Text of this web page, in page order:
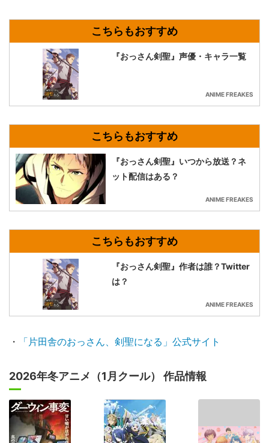
『おっさん剣聖』声優・キャラ一覧
ANIME FREAKES
『おっさん剣聖』いつから放送？ネ
ット配信はある？
ANIME FREAKES
『おっさん剣聖』作者は誰？Twitter
は？
ANIME FREAKES
・ 「片田舎のおっさん、剣聖になる」公式サイト
2026年冬アニメ（1月クール） 作品情報